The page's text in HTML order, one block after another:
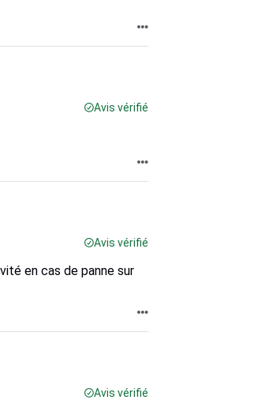
Avis vérifié
Avis vérifié
en cas de panne sur
Avis vérifié